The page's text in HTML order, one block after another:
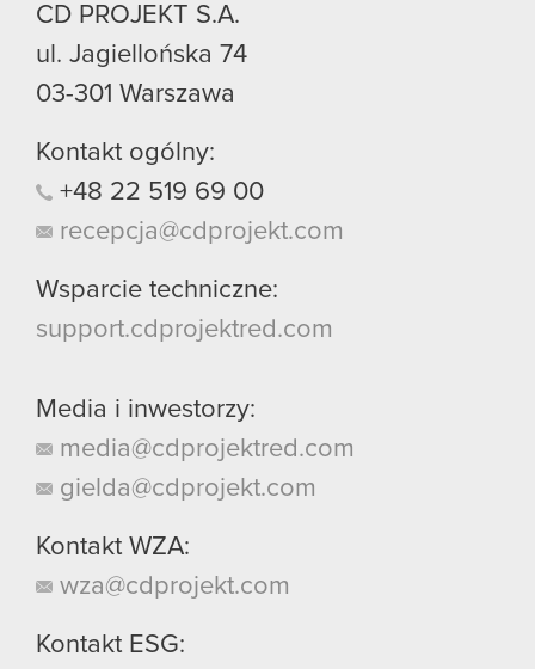
CD PROJEKT S.A.
ul. Jagiellońska 74
03-301 Warszawa
Kontakt ogólny:
+48 22 519 69 00
recepcja@cdprojekt.com
Wsparcie techniczne:
support.cdprojektred.com
Media i inwestorzy:
media@cdprojektred.com
gielda@cdprojekt.com
Kontakt WZA:
wza@cdprojekt.com
Kontakt ESG: